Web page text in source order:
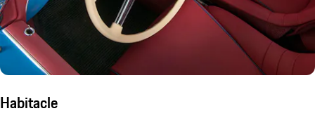
Habitacle